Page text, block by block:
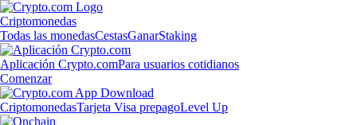
Criptomonedas
Todas las monedasCestasGanarStaking
Aplicación Crypto.comPara usuarios cotidianos
Comenzar
CriptomonedasTarjeta Visa prepagoLevel Up